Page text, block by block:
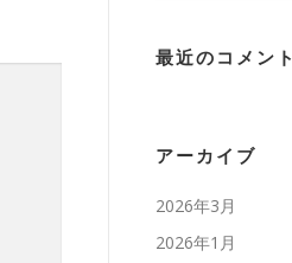
最近のコメント
アーカイブ
2026年3月
2026年1月